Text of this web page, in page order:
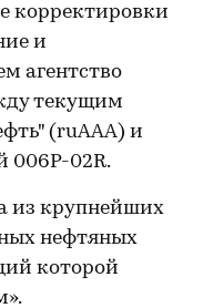
корректировки
и
агентство
текущим
(ruAAA) и
006P-02R.
из крупнейших
нефтяных
которой